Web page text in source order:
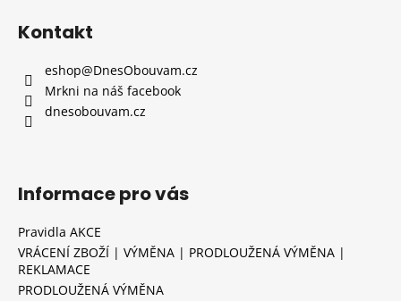
Kontakt
eshop@DnesObouvam.cz
Mrkni na náš facebook
dnesobouvam.cz
Informace pro vás
Pravidla AKCE
VRÁCENÍ ZBOŽÍ | VÝMĚNA | PRODLOUŽENÁ VÝMĚNA |
REKLAMACE
PRODLOUŽENÁ VÝMĚNA